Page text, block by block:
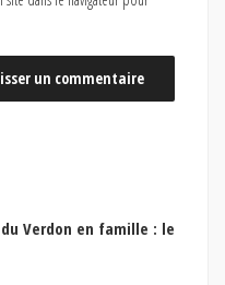
Verdon en famille : le